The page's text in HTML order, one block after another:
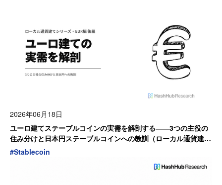
2026年06月18日
ユーロ建てステーブルコインの実需を解剖する――3つの主役の
住み分けと日本円ステーブルコインへの教訓（ローカル通貨建て
シリーズ・EUR編 後編）
#Stablecoin